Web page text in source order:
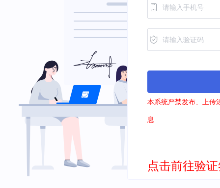
本系统严禁发布、上传
息
点击前往验